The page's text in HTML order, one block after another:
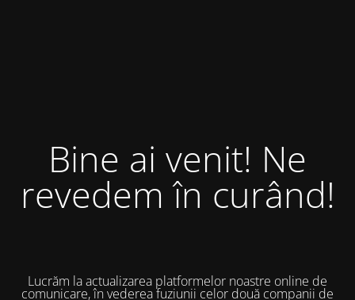
Bine ai venit! Ne
revedem în curând!
Lucrăm la actualizarea platformelor noastre online de
comunicare, în vederea fuziunii celor două companii de